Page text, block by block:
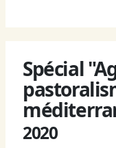
Spécial
2020